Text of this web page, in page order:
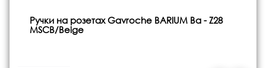
Ручки на розетах Gavroche BARIUM Ba - Z28
MSCB/Beige